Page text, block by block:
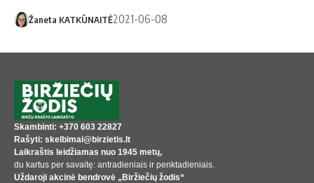
Žaneta KATKŪNAITĖ2021-06-08
Skambinti: +370 603 22827
Rašyti: skelbimai@birzietis.lt
Laikraštis leidžiamas nuo 1945 metų,
du kartus per savaitę: antradieniais ir penktadieniais.
Uždaroji akcinė bendrovė „Biržiečių žodis“